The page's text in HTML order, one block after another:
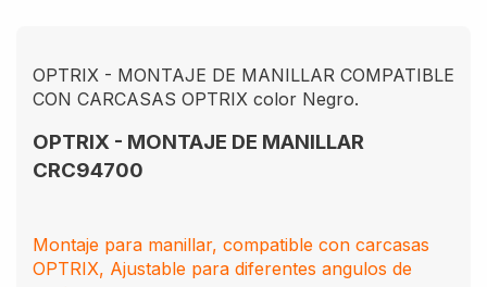
OPTRIX - MONTAJE DE MANILLAR COMPATIBLE
CON CARCASAS OPTRIX color Negro.
OPTRIX - MONTAJE DE MANILLAR
CRC94700
Montaje para manillar, compatible con carcasas
OPTRIX, Ajustable para diferentes angulos de